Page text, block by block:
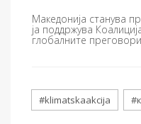
Македонија станува
ја поддржува
глобалните
#klimatskaakcija